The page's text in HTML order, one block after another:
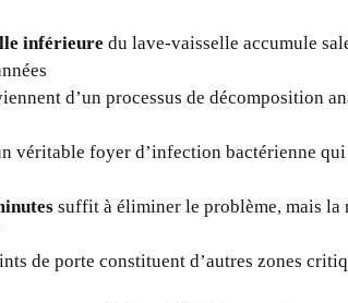
inférieure du lave-vaisselle accumule
d’un processus de décomposition
véritable foyer d’infection bactérienne
suffit à éliminer le problème, mais la
de porte constituent d’autres zones